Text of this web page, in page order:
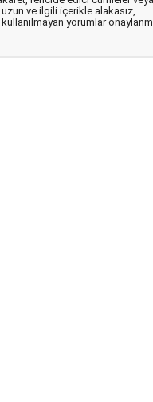
ve ilgili içerikle alakasız,
yorumlar